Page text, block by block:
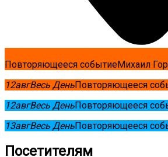
Повторяющееся событиеМихаил
12авгВесь ДеньПовторяющееся
12авгВесь ДеньПовторяющееся
13авгВесь ДеньПовторяющееся
Посетителям